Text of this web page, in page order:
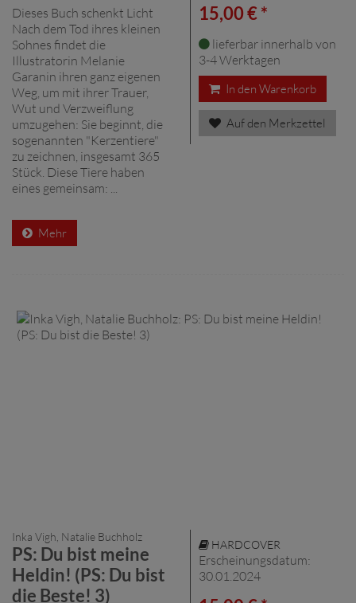
Dieses Buch schenkt Licht
Nach dem Tod ihres kleinen
Sohnes findet die
Illustratorin Melanie
Garanin ihren ganz eigenen
Weg, um mit ihrer Trauer,
Wut und Verzweiflung
umzugehen: Sie beginnt, die
sogenannten "Kerzentiere"
zu zeichnen, insgesamt 365
Stück. Diese Tiere haben
eines gemeinsam: ...
Mehr
15,00 € *
lieferbar innerhalb von
3-4 Werktagen
In den Warenkorb
Auf den Merkzettel
Inka Vigh, Natalie Buchholz
PS: Du bist meine
Heldin! (PS: Du bist
die Beste! 3)
HARDCOVER
Erscheinungsdatum:
30.01.2024